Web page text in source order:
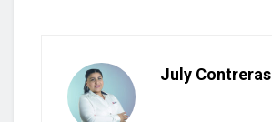
July Contreras